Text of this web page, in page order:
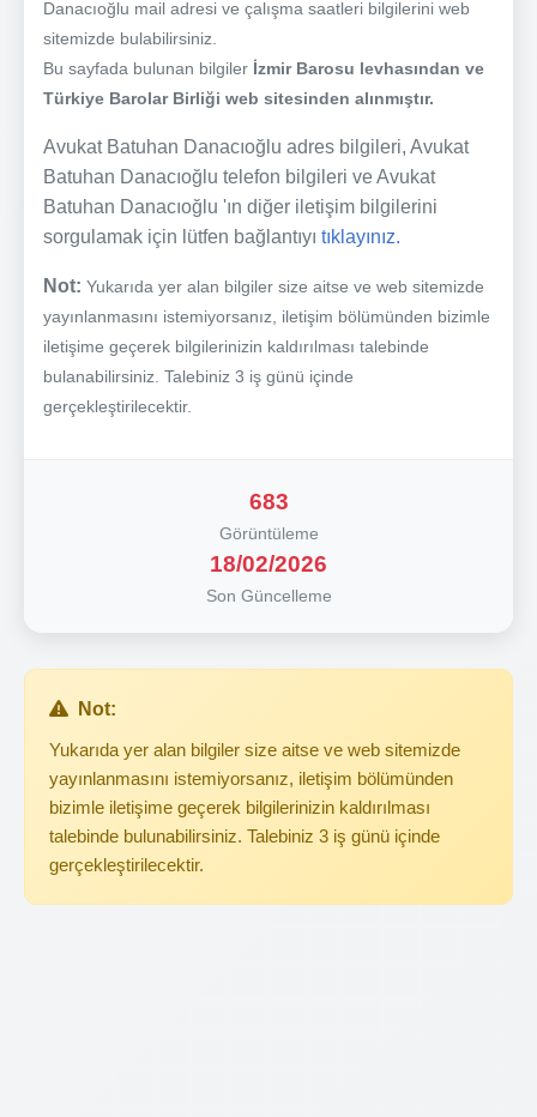
Danacıoğlu mail adresi ve çalışma saatleri bilgilerini web
sitemizde bulabilirsiniz.
Bu sayfada bulunan bilgiler İzmir Barosu levhasından ve
Türkiye Barolar Birliği web sitesinden alınmıştır.
Avukat Batuhan Danacıoğlu adres bilgileri, Avukat
Batuhan Danacıoğlu telefon bilgileri ve Avukat
Batuhan Danacıoğlu 'ın diğer iletişim bilgilerini
sorgulamak için lütfen bağlantıyı tıklayınız.
Not: Yukarıda yer alan bilgiler size aitse ve web sitemizde
yayınlanmasını istemiyorsanız, iletişim bölümünden bizimle
iletişime geçerek bilgilerinizin kaldırılması talebinde
bulanabilirsiniz. Talebiniz 3 iş günü içinde
gerçekleştirilecektir.
683
Görüntüleme
18/02/2026
Son Güncelleme
Not:
Yukarıda yer alan bilgiler size aitse ve web sitemizde
yayınlanmasını istemiyorsanız, iletişim bölümünden
bizimle iletişime geçerek bilgilerinizin kaldırılması
talebinde bulunabilirsiniz. Talebiniz 3 iş günü içinde
gerçekleştirilecektir.